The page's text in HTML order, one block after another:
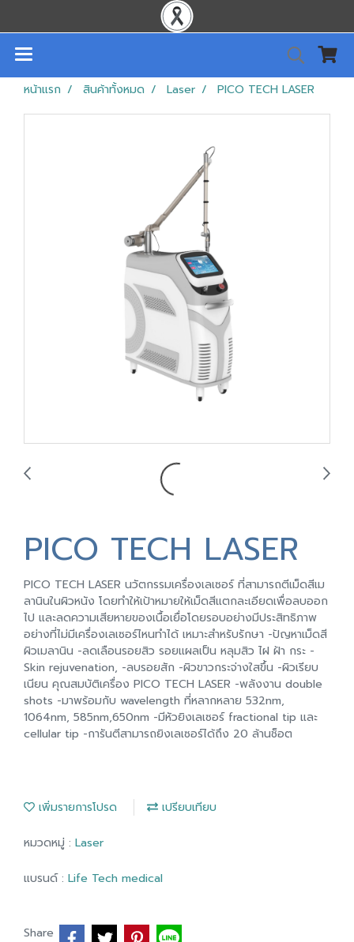
หน้าแรก สินค้าทั้งหมด Laser PICO TECH LASER
PICO TECH LASER
PICO TECH LASER นวัตกรรมเครื่องเลเซอร์ ที่สามารถตีเม็ดสีเม
ลานินในผิวหนัง โดยทำให้เป้าหมายให้เม็ดสีแตกละเอียดเพื่อลบออก
ไป และลดความเสียหายของเนื้อเยื่อโดยรอบอย่างมีประสิทธิภาพ
อย่างที่ไม่มีเครื่องเลเซอร์ไหนทำได้ เหมาะสำหรับรักษา -ปัญหาเม็ดสี
ผิวเมลานิน -ลดเลือนรอยสิว รอยแผลเป็น หลุมสิว ไฝ ฝ้า กระ -
Skin rejuvenation, -ลบรอยสัก -ผิวขาวกระจ่างใสขึ้น -ผิวเรียบ
เนียน คุณสมบัติเครื่อง PICO TECH LASER -พลังงาน double
shots -มาพร้อมกับ wavelength ที่หลากหลาย 532nm,
1064nm, 585nm,650nm -มีหัวยิงเลเซอร์ fractional tip และ
cellular tip -การันตีสามารถยิงเลเซอร์ได้ถึง 20 ล้านช็อต
เพิ่มรายการโปรด เปรียบเทียบ
หมวดหมู่ : Laser
แบรนด์ : Life Tech medical
Share